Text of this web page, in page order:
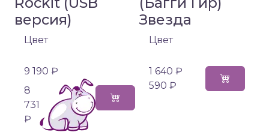
версия)
Цвет
9 190 ₽
8
731
₽
Звезда
Цвет
1 640 ₽
590 ₽